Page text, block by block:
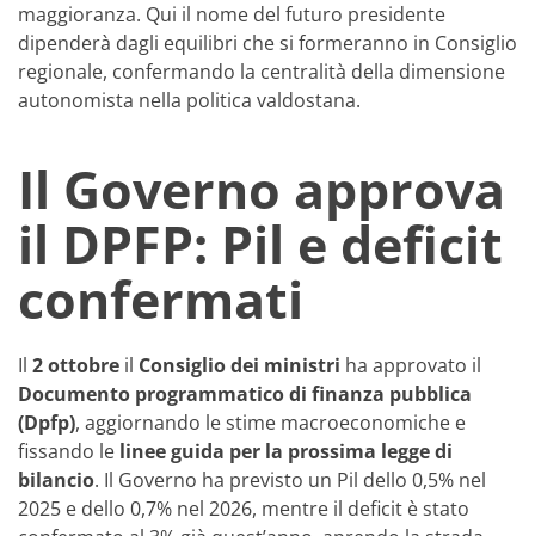
maggioranza. Qui il nome del futuro presidente
dipenderà dagli equilibri che si formeranno in Consiglio
regionale, confermando la centralità della dimensione
autonomista nella politica valdostana.
Il Governo approva
il DPFP: Pil e deficit
confermati
Il 2 ottobre il Consiglio dei ministri ha approvato il
Documento programmatico di finanza pubblica
(Dpfp), aggiornando le stime macroeconomiche e
fissando le linee guida per la prossima legge di
bilancio. Il Governo ha previsto un Pil dello 0,5% nel
2025 e dello 0,7% nel 2026, mentre il deficit è stato